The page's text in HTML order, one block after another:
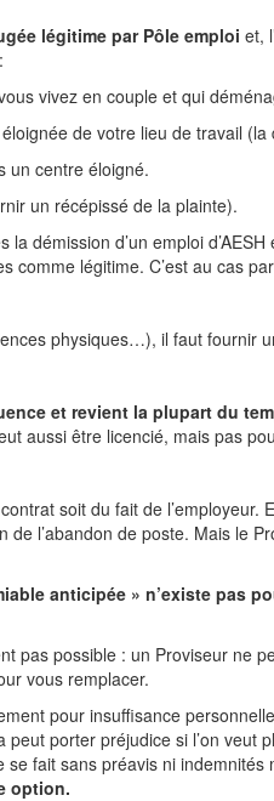
légitime par Pôle emploi et,
vivez en couple et qui
de votre lieu de travail
un centre éloigné.
un récépissé de la plainte).
démission d’un emploi
comme légitime. C’est au cas
physiques…), il faut fournir
et revient la plupart du
aussi être licencié, mais pas
soit du fait de
de l’abandon de poste. Mais le
anticipée » n’existe pas
pas possible : un Proviseur ne
vous remplacer.
pour insuffisance
porter préjudice si l’on veut
fait sans préavis ni
option.